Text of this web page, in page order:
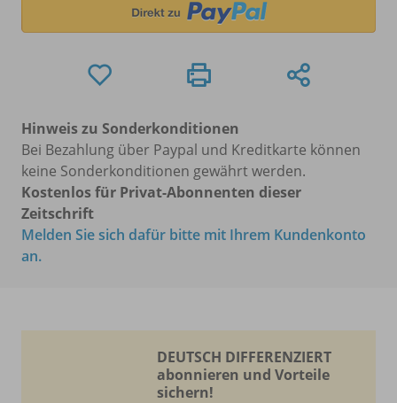
Hinweis zu Sonderkonditionen
Bei Bezahlung über Paypal und Kreditkarte können
keine Sonderkonditionen gewährt werden.
Kostenlos für Privat-Abonnenten dieser
Zeitschrift
Melden Sie sich dafür bitte mit Ihrem Kundenkonto
an.
DEUTSCH DIFFERENZIERT
abonnieren und Vorteile
sichern!